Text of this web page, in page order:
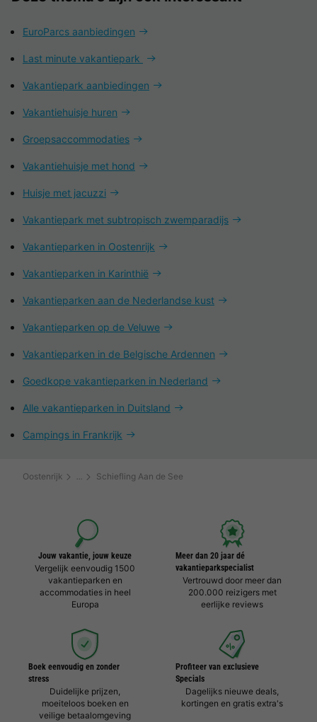
EuroParcs aanbiedingen
Last minute vakantiepark
Vakantiepark aanbiedingen
Vakantiehuisje huren
Groepsaccommodaties
Vakantiehuisje met hond
Huisje met jacuzzi
Vakantiepark met subtropisch zwemparadijs
Vakantieparken in Oostenrijk
Vakantieparken in Karinthië
Vakantieparken aan de Nederlandse kust
Vakantieparken op de Veluwe
Vakantieparken in de Belgische Ardennen
Goedkope vakantieparken in Nederland
Alle vakantieparken in Duitsland
Campings in Frankrijk
Oostenrijk Schiefling Aan de See
Jouw vakantie, jouw keuze
Vergelijk eenvoudig 1500
vakantieparken en
accommodaties in heel
Europa
Meer dan 20 jaar dé
vakantieparkspecialist
Vertrouwd door meer dan
200.000 reizigers met
eerlijke reviews
Boek eenvoudig en zonder
stress
Duidelijke prijzen,
moeiteloos boeken en
veilige betaalomgeving
Profiteer van exclusieve
Specials
Dagelijks nieuwe deals,
kortingen en gratis extra's